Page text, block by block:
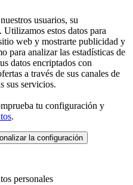
usuarios, su
estos datos para
web y mostrarte publicidad y
para analizar las estadísticas de
datos encriptados con
a través de sus canales de
sus servicios.
tu configuración y
.
la configuración
personales